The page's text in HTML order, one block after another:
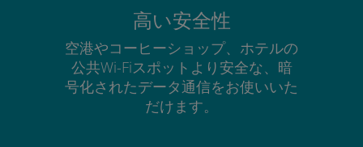
高い安全性
空港やコーヒーショップ、ホテルの
公共Wi-Fiスポットより安全な、暗
号化されたデータ通信をお使いいた
だけます。